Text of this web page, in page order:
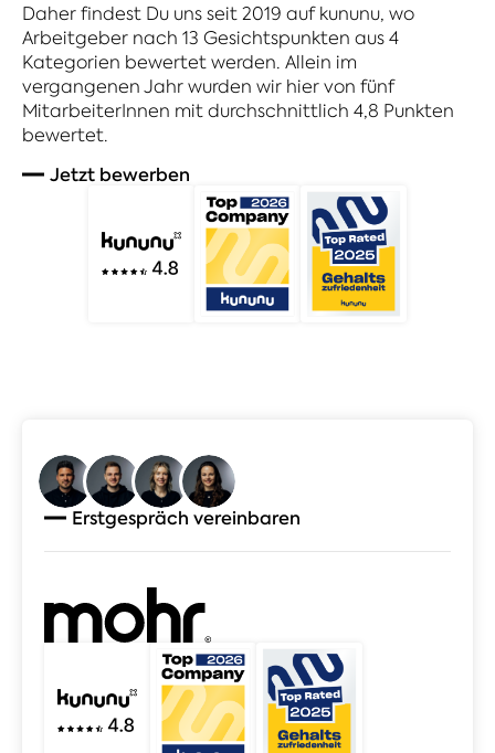
Daher findest Du uns seit 2019 auf kununu, wo
Arbeitgeber nach 13 Gesichtspunkten aus 4
Kategorien bewertet werden. Allein im
vergangenen Jahr wurden wir hier von fünf
MitarbeiterInnen mit durchschnittlich 4,8 Punkten
bewertet.
Jetzt bewerben
Erstgespräch vereinbaren